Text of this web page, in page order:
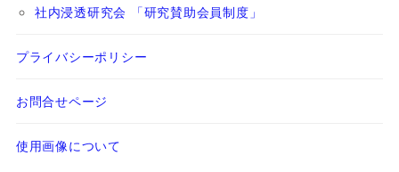
社内浸透研究会 「研究賛助会員制度」
プライバシーポリシー
お問合せページ
使用画像について